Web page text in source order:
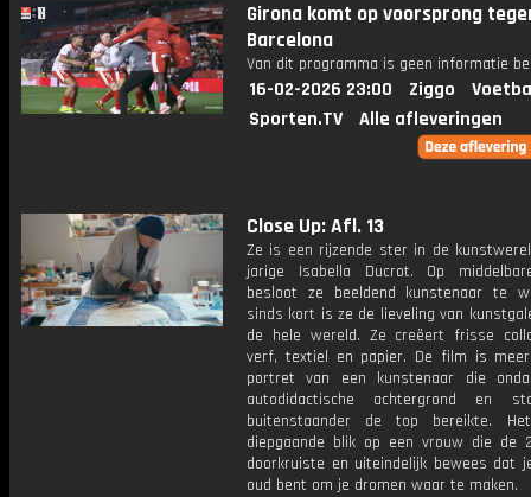
Girona komt op voorsprong
Barcelona
Van dit programma is geen informatie
16-02-2026 23:00 Ziggo
Sporten.TV
Alle afleveringen
Close Up: Afl. 13
Ze is een rijzende ster in de
jarige Isabella Ducrot. Op
besloot ze beeldend kunstenaar te
sinds kort is ze de lieveling van
de hele wereld. Ze creëert frisse
verf, textiel en papier. De film is
portret van een kunstenaar die
autodidactische achtergrond en
buitenstaander de top bereikte.
diepgaande blik op een vrouw die de
doorkruiste en uiteindelijk bewees dat
oud bent om je dromen waar te maken.